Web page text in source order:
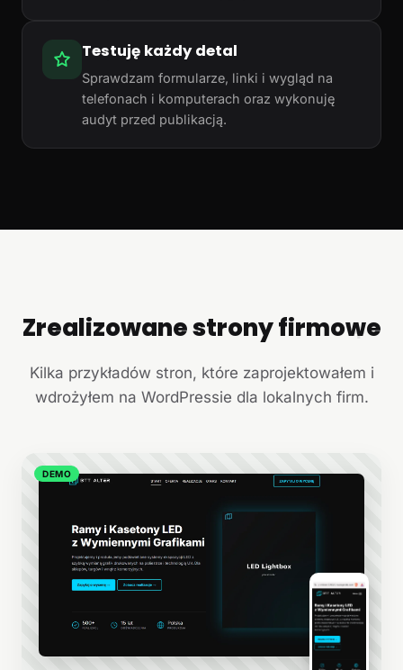
Testuję każdy detal
Sprawdzam formularze, linki i wygląd na
telefonach i komputerach oraz wykonuję
audyt przed publikacją.
+
Zrealizowane strony firmowe
Kilka przykładów stron, które zaprojektowałem i
wdrożyłem na WordPressie dla lokalnych firm.
DEMO